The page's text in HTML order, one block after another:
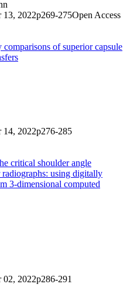
2022p269-275Open Access
of superior capsule
14, 2022p276-285
critical shoulder angle
radiographs: using digitally
3-dimensional computed
02, 2022p286-291